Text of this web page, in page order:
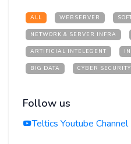
ALL WEBSERVER
NETWORK & SERVER INFRA
ARTIFICIAL INTELEGENT
BIG DATA CYBER SECURITY
Follow us
Teltics Youtube Channel